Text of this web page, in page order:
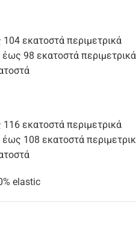
εκατοστά περιμετρικά
98 εκατοστά περιμετρικά
εκατοστά περιμετρικά
108 εκατοστά
elastic